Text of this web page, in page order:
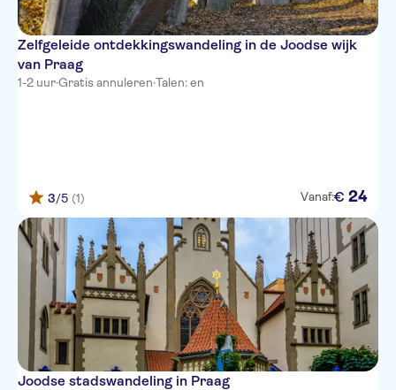
Zelfgeleide ontdekkingswandeling in de Joodse wijk
van Praag
1-2 uur·Gratis annuleren·Talen: en
3/5 (1) Vanaf:€ 24
Joodse stadswandeling in Praag